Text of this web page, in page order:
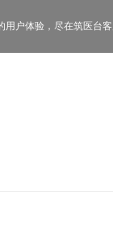
用户体验， 尽在筑医台